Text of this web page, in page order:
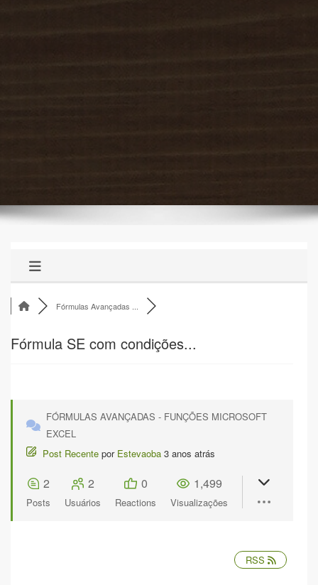
Fórmulas Avançadas ...
Fórmula SE com condições...
FÓRMULAS AVANÇADAS - FUNÇÕES MICROSOFT
EXCEL
Post Recente por Estevaoba 3 anos atrás
2
Posts
2
Usuários
0
Reactions
1,499
Visualizações
RSS